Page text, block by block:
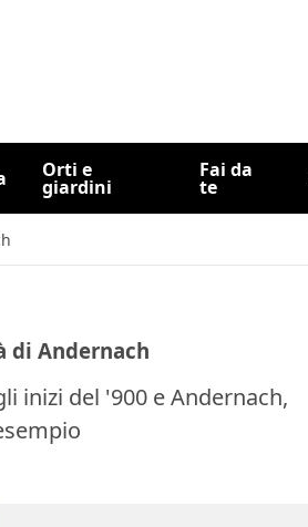
Orti e
giardini
Fai da
te
di Andernach
inizi del '900 e Andernach,